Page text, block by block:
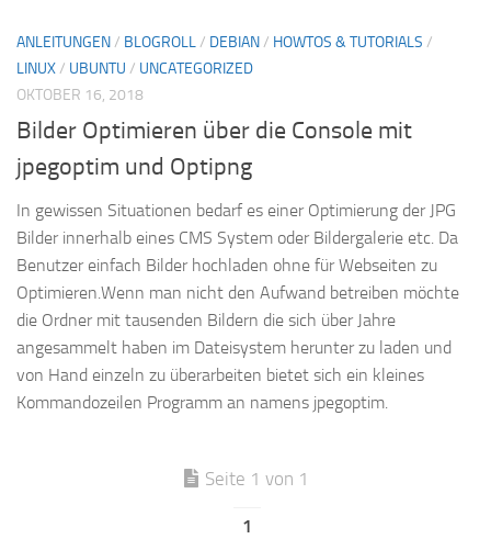
ANLEITUNGEN/ BLOGROLL/ DEBIAN/ HOWTOS & TUTORIALS /
LINUX/ UBUNTU / UNCATEGORIZED
OKTOBER 16, 2018
Bilder Optimieren über die Console mit
jpegoptim und Optipng
In gewissen Situationen bedarf es einer Optimierung der JPG
Bilder innerhalb eines CMS System oder Bildergalerie etc. Da
Benutzer einfach Bilder hochladen ohne für Webseiten zu
Optimieren.Wenn man nicht den Aufwand betreiben möchte
die Ordner mit tausenden Bildern die sich über Jahre
angesammelt haben im Dateisystem herunter zu laden und
von Hand einzeln zu überarbeiten bietet sich ein kleines
Kommandozeilen Programm an namens jpegoptim.
Seite 1 von 1
1